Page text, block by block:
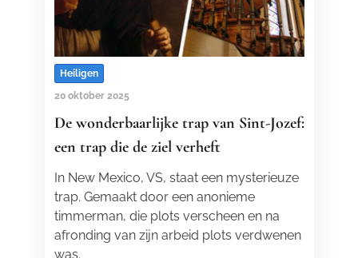
Heiligen
20 oktober 2025
De wonderbaarlijke trap van Sint-Jozef:
een trap die de ziel verheft
In New Mexico, VS, staat een mysterieuze
trap. Gemaakt door een anonieme
timmerman, die plots verscheen en na
afronding van zijn arbeid plots verdwenen
was.